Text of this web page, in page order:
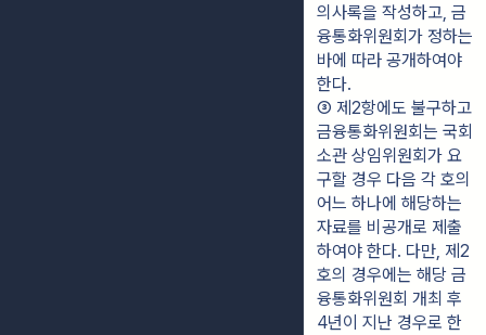
의사록을 작성하고, 금
융통화위원회가 정하는
바에 따라 공개하여야
한다.
③ 제2항에도 불구하고
금융통화위원회는 국회
소관 상임위원회가 요
구할 경우 다음 각 호의
어느 하나에 해당하는
자료를 비공개로 제출
하여야 한다. 다만, 제2
호의 경우에는 해당 금
융통화위원회 개최 후
4년이 지난 경우로 한